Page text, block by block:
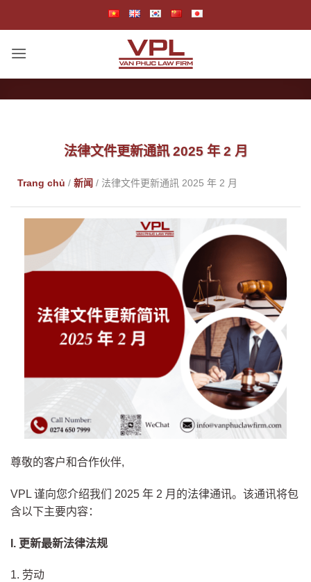
法律文件更新通訊 2025 年 2 月
Trang chủ / 新闻 / 法律文件更新通訊 2025 年 2 月
尊敬的客户和合作伙伴,
VPL 谨向您介绍我们 2025 年 2 月的法律通讯。该通讯将包
含以下主要内容：
I. 更新最新法律法规
1. 劳动